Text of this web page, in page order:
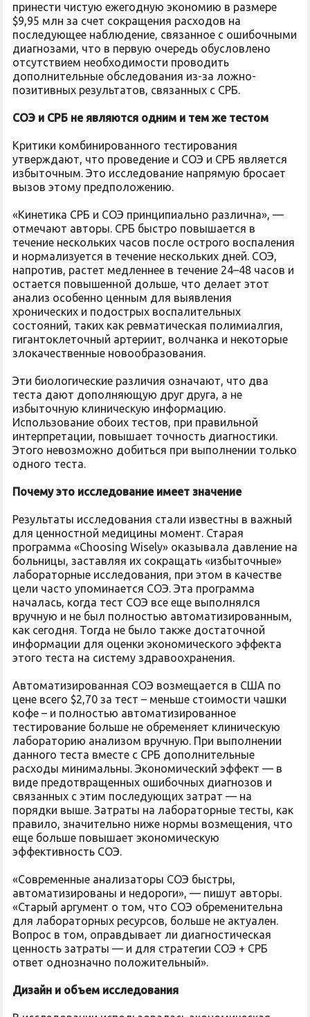
принести чистую ежегодную экономию в размере
$9,95 млн за счет сокращения расходов на
последующее наблюдение, связанное с ошибочными
диагнозами, что в первую очередь обусловлено
отсутствием необходимости проводить
дополнительные обследования из-за ложно-
позитивных результатов, связанных с СРБ.
СОЭ и СРБ не являются одним и тем же тестом
Критики комбинированного тестирования
утверждают, что проведение и СОЭ и СРБ является
избыточным. Это исследование напрямую бросает
вызов этому предположению.
«Кинетика СРБ и СОЭ принципиально различна», —
отмечают авторы. СРБ быстро повышается в
течение нескольких часов после острого воспаления
и нормализуется в течение нескольких дней. СОЭ,
напротив, растет медленнее в течение 24–48 часов и
остается повышенной дольше, что делает этот
анализ особенно ценным для выявления
хронических и подострых воспалительных
состояний, таких как ревматическая полимиалгия,
гигантоклеточный артериит, волчанка и некоторые
злокачественные новообразования.
Эти биологические различия означают, что два
теста дают дополняющую друг друга, а не
избыточную клиническую информацию.
Использование обоих тестов, при правильной
интерпретации, повышает точность диагностики.
Этого невозможно добиться при выполнении только
одного теста.
Почему это исследование имеет значение
Результаты исследования стали известны в важный
для ценностной медицины момент. Старая
программа «Choosing Wisely» оказывала давление на
больницы, заставляя их сокращать «избыточные»
лабораторные исследования, при этом в качестве
цели часто упоминается СОЭ. Эта программа
началась, когда тест СОЭ все еще выполнялся
вручную и не был полностью автоматизированным,
как сегодня. Тогда не было также достаточной
информации для оценки экономического эффекта
этого теста на систему здравоохранения.
Автоматизированная СОЭ возмещается в США по
цене всего $2,70 за тест – меньше стоимости чашки
кофе – и полностью автоматизированное
тестирование больше не обременяет клиническую
лабораторию анализом вручную. При выполнении
данного теста вместе с СРБ дополнительные
расходы минимальны. Экономический эффект — в
виде предотвращенных ошибочных диагнозов и
связанных с этим последующих затрат — на
порядки выше. Затраты на лабораторные тесты, как
правило, значительно ниже нормы возмещения, что
еще больше повышает экономическую
эффективность СОЭ.
«Современные анализаторы СОЭ быстры,
автоматизированы и недороги», — пишут авторы.
«Старый аргумент о том, что СОЭ обременительна
для лабораторных ресурсов, больше не актуален.
Вопрос в том, оправдывает ли диагностическая
ценность затраты — и для стратегии СОЭ + СРБ
ответ однозначно положительный».
Дизайн и объем исследования